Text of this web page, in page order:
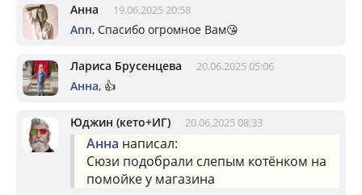
Анна 19.06.2025 20:58
Ann, Спасибо огромное Вам😘
Лариса Брусенцева 20.06.2025 05:06
Анна, 👍
Юджин (кето+ИГ) 20.06.2025 08:33
Анна написал:
Сюзи подобрали слепым котёнком на
помойке у магазина